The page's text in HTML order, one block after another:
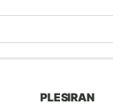
PLESIRAN